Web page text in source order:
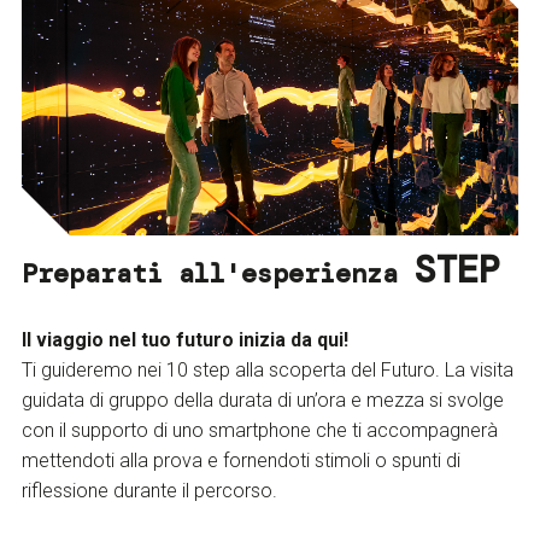
Preparati all'esperienza STEP
Il viaggio nel tuo futuro inizia da qui!
Ti guideremo nei 10 step alla scoperta del Futuro. La visita
guidata di gruppo della durata di un’ora e mezza si svolge
con il supporto di uno smartphone che ti accompagnerà
mettendoti alla prova e fornendoti stimoli o spunti di
riflessione durante il percorso.